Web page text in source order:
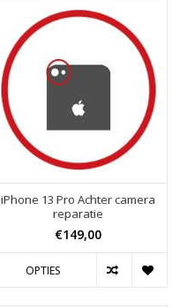
iPhone 13 Pro Achter camera
reparatie
€149,00
OPTIES